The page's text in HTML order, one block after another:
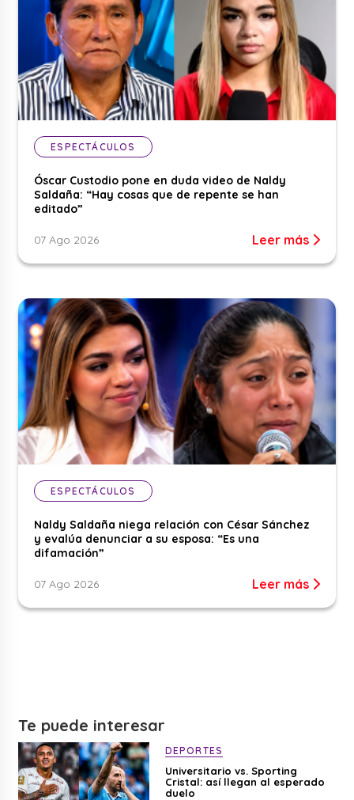
ESPECTÁCULOS
Óscar Custodio pone en duda video de Naldy
Saldaña: “Hay cosas que de repente se han
editado”
07 Ago 2026 Leer más
ESPECTÁCULOS
Naldy Saldaña niega relación con César Sánchez
y evalúa denunciar a su esposa: “Es una
difamación”
07 Ago 2026 Leer más
Te puede interesar
DEPORTES
Universitario vs. Sporting
Cristal: así llegan al esperado
duelo